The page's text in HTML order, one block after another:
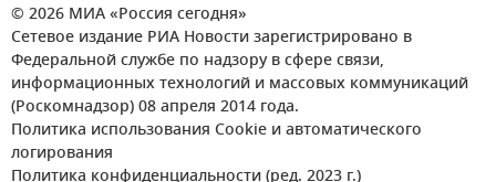
© 2026 МИА «Россия сегодня»
Сетевое издание РИА Новости зарегистрировано в
Федеральной службе по надзору в сфере связи,
информационных технологий и массовых коммуникаций
(Роскомнадзор) 08 апреля 2014 года.
Политика использования Cookie и автоматического
логирования
Политика конфиденциальности (ред. 2023 г.)